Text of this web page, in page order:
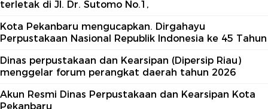
terletak di Jl. Dr. Sutomo No.1,
Kota Pekanbaru mengucapkan. Dirgahayu
Perpustakaan Nasional Republik Indonesia ke 45 Tahun
Dinas perpustakaan dan Kearsipan (Dipersip Riau)
menggelar forum perangkat daerah tahun 2026
Akun Resmi Dinas Perpustakaan dan Kearsipan Kota
Pekanbaru